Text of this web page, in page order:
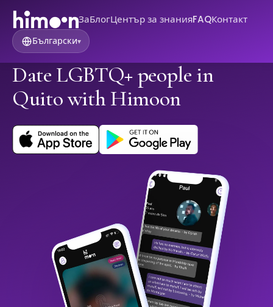
ЗаБлогЦентър за знанияFAQКонтакт
Български▾
Date LGBTQ+ people in
Quito with Himoon